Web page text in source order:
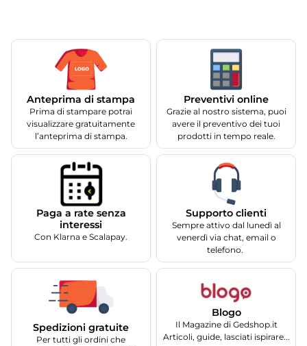
Anteprima di stampa
Prima di stampare potrai
visualizzare gratuitamente
l’anteprima di stampa.
Preventivi online
Grazie al nostro sistema, puoi
avere il preventivo dei tuoi
prodotti in tempo reale.
Paga a rate senza
interessi
Con Klarna e Scalapay.
Supporto clienti
Sempre attivo dal lunedì al
venerdì via chat, email o
telefono.
Spedizioni gratuite
Per tutti gli ordini che
Blogo
Il Magazine di Gedshop.it
Articoli, guide, lasciati ispirare...